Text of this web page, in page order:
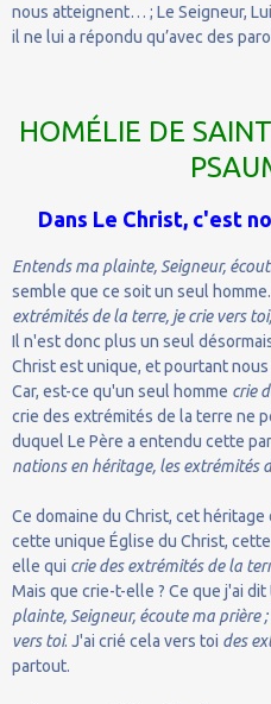
nous atteignent… ; Le Seigneur,
il ne lui a répondu qu’avec des
HOMÉLIE DE
Dans Le Christ, c'est
Entends ma plainte, Seigneur,
semble que ce soit un seul
extrémités de la terre, je crie vers
Il n'est donc plus un seul
Christ est unique, et pourtant
Car, est-ce qu'un seul homme crie
crie des extrémités de la terre ne
duquel Le Père a entendu cette
nations en héritage, les extrémités
Ce domaine du Christ, cet héritage
cette unique Église du Christ,
elle qui crie des extrémités de la
Mais que crie-t-elle ? Ce que j'ai
plainte, Seigneur, écoute ma prière
vers toi. J'ai crié cela vers toi des
partout.